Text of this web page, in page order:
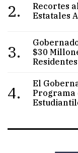
2.
Recortes
Estatales
3.
$30
4.
El
Programa